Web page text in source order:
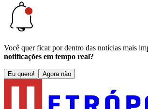
Você quer ficar por dentro das notícias mais
notificações em tempo real?
Eu quero! Agora não